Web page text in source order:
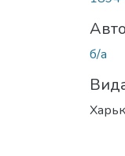
б/а